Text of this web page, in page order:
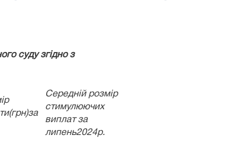
суду згідно з
Середній розмір
стимулюючих
виплат за
липень2024р.